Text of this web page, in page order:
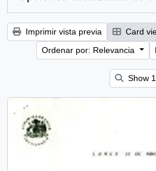
Imprimir vista previa Card
Ordenar por: Relevancia
Show